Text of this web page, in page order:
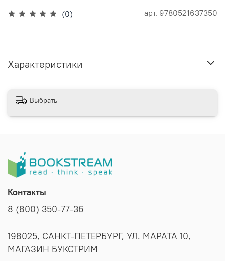
(0) арт. 9780521637350
Характеристики
Выбрать
Контакты
8 (800) 350-77-36
198025, САНКТ-ПЕТЕРБУРГ, УЛ. МАРАТА 10,
МАГАЗИН БУКСТРИМ